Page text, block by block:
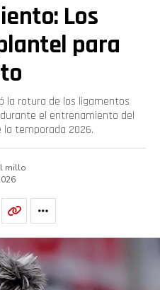
Los
para
la rotura de los ligamentos
el entrenamiento del
temporada 2026.
millo